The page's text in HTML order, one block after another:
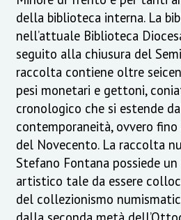
della biblioteca interna. La
nell’attuale Biblioteca
seguito alla chiusura del
raccolta contiene oltre
pesi monetari e gettoni,
cronologico che si estende
contemporaneità, ovvero
del Novecento. La raccolta
Stefano Fontana possiede
artistico tale da essere
del collezionismo